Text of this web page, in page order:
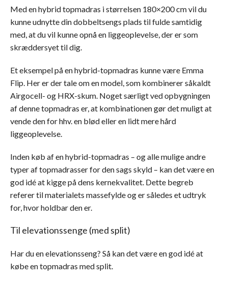
Med en hybrid topmadras i størrelsen 180×200 cm vil du
kunne udnytte din dobbeltsengs plads til fulde samtidig
med, at du vil kunne opnå en liggeoplevelse, der er som
skræddersyet til dig.
Et eksempel på en hybrid-topmadras kunne være Emma
Flip. Her er der tale om en model, som kombinerer såkaldt
Airgocell- og HRX-skum. Noget særligt ved opbygningen
af denne topmadras er, at kombinationen gør det muligt at
vende den for hhv. en blød eller en lidt mere hård
liggeoplevelse.
Inden køb af en hybrid-topmadras – og alle mulige andre
typer af topmadrasser for den sags skyld – kan det være en
god idé at kigge på dens kernekvalitet. Dette begreb
referer til materialets massefylde og er således et udtryk
for, hvor holdbar den er.
Til elevationssenge (med split)
Har du en elevationsseng? Så kan det være en god idé at
købe en topmadras med split.